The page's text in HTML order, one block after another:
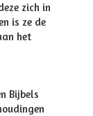
zich in
is ze de
het
Bijbels